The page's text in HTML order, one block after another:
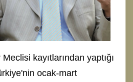
kayıtlarından yaptığı
ocak-mart